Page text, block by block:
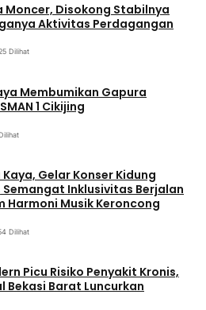
Moncer, Disokong Stabilnya
Aktivitas Perdagangan
Dilihat
Membumikan Gapura
1 Cikijing
Gelar Konser Kidung
Inklusivitas Berjalan
Harmoni Musik Keroncong
Dilihat
Picu Risiko Penyakit Kronis,
Bekasi Barat Luncurkan